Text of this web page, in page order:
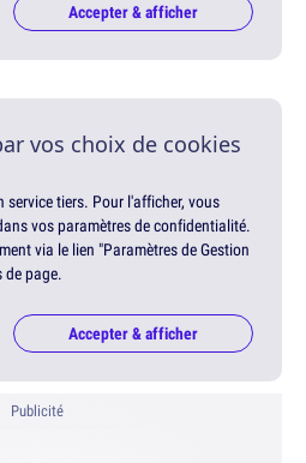
Accepter & afficher
vos choix de cookies
tiers. Pour l'afficher, vous
vos paramètres de confidentialité.
via le lien "Paramètres de Gestion
de page.
Accepter & afficher
Publicité